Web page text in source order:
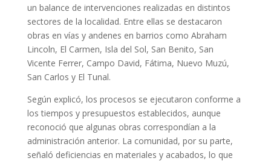
un balance de intervenciones realizadas en distintos
sectores de la localidad. Entre ellas se destacaron
obras en vías y andenes en barrios como Abraham
Lincoln, El Carmen, Isla del Sol, San Benito, San
Vicente Ferrer, Campo David, Fátima, Nuevo Muzú,
San Carlos y El Tunal.
Según explicó, los procesos se ejecutaron conforme a
los tiempos y presupuestos establecidos, aunque
reconoció que algunas obras correspondían a la
administración anterior. La comunidad, por su parte,
señaló deficiencias en materiales y acabados, lo que